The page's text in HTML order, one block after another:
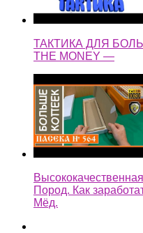
ТАКТИКА ДЛЯ
THE MONEY —
Пород. Как
Мёд.